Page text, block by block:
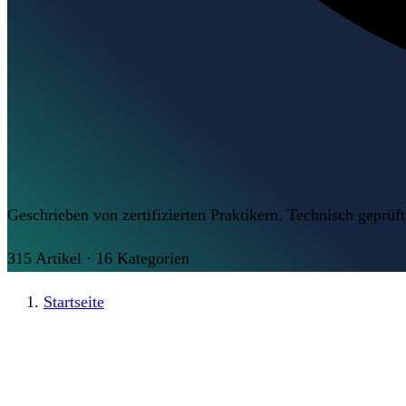
Geschrieben von zertifizierten Praktikern. Technisch
315 Artikel · 16 Kategorien
Startseite